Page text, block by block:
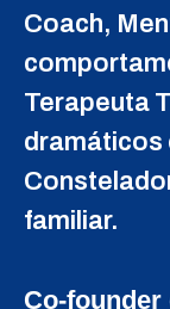
Coach,
Terapeuta
dramáticos
familiar.
Co-founder